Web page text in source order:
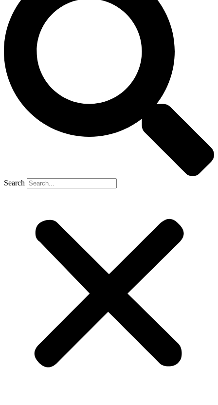
Search